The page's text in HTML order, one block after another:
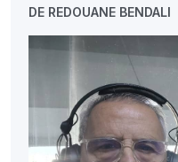
DE REDOUANE BENDALI